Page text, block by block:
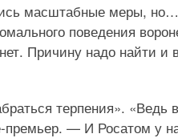
масштабные меры,
поведения
Причину надо найти и
терпения».
премьер. — И Росатом у